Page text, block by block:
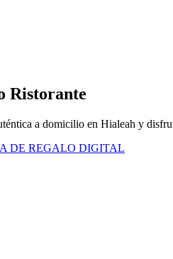
Ristorante
a domicilio en Hialeah y
DE REGALO DIGITAL